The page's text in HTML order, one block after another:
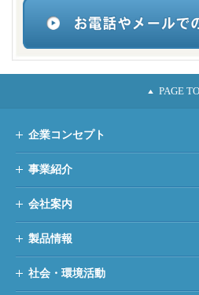
企業コンセプト
事業紹介
会社案内
製品情報
社会・環境活動